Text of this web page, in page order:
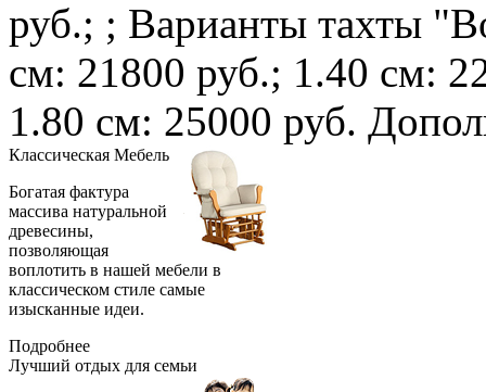
руб.; ; Варианты тахты
см: 21800 руб.; 1.40 см:
1.80 см: 25000 руб.
Классическая Мебель
Богатая фактура
массива натуральной
древесины,
позволяющая
воплотить в нашей мебели в
классическом стиле самые
изысканные идеи.
Подробнее
Лучший отдых для семьи